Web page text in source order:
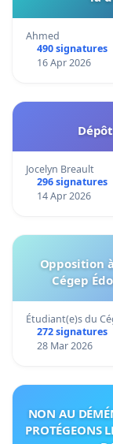
Ahmed
490 signatures
16 Apr 2026
Jocelyn Breault
296 signatures
14 Apr 2026
Opposition
Cégep
Étudiant(e)s du
272 signatures
28 Mar 2026
NON AU
PROTÉGEONS